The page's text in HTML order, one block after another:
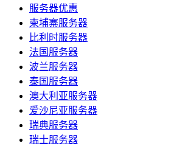
服务器优惠
柬埔寨服务器
比利时服务器
法国服务器
波兰服务器
泰国服务器
澳大利亚服务器
爱沙尼亚服务器
瑞典服务器
瑞士服务器